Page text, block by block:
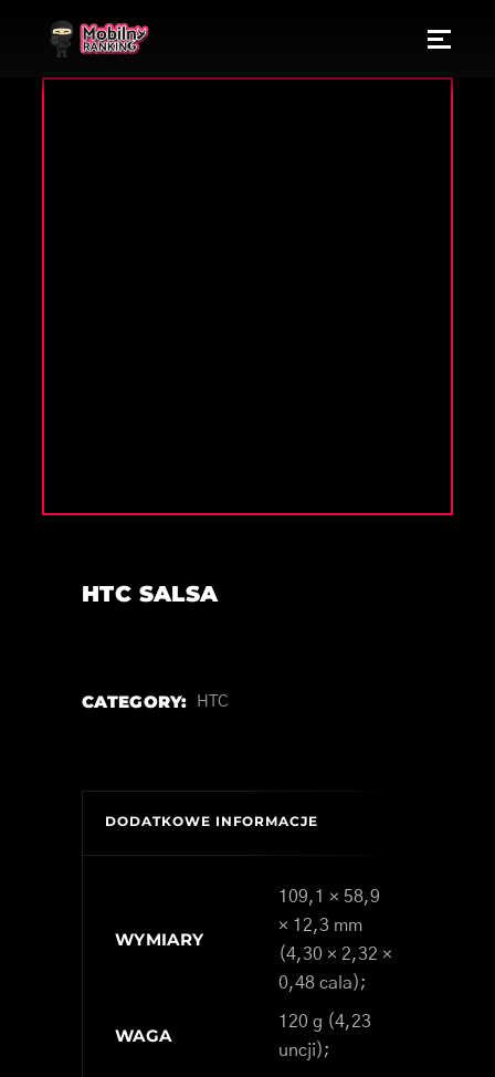
HTC SALSA
CATEGORY: HTC
DODATKOWE INFORMACJE
WYMIARY
109,1 × 58,9
× 12,3 mm
(4,30 × 2,32 ×
0,48 cala);
WAGA
120 g (4,23
uncji);